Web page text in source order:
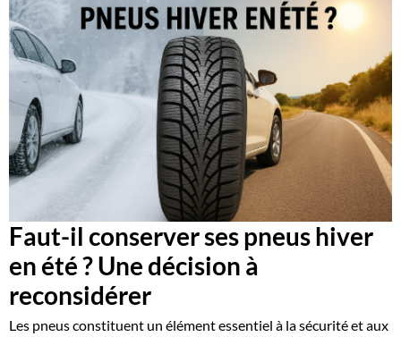
Faut-il conserver ses pneus hiver
en été ? Une décision à
reconsidérer
Les pneus constituent un élément essentiel à la sécurité et aux